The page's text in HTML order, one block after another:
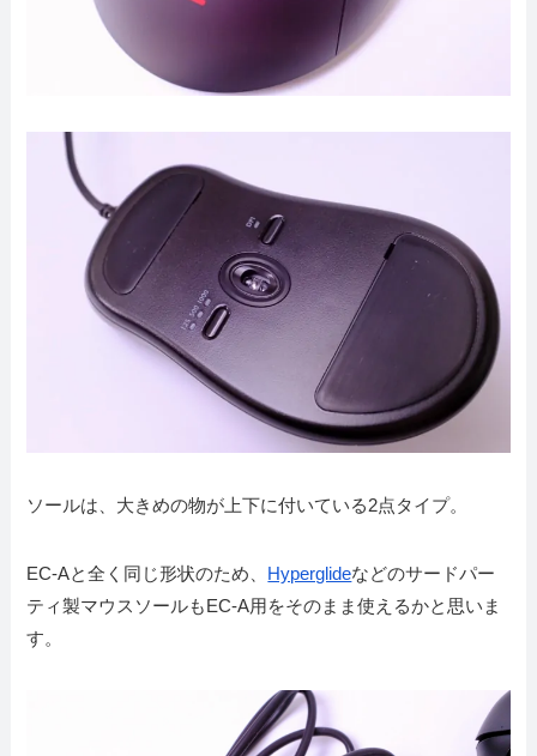
ソールは、大きめの物が上下に付いている2点タイプ。
EC-Aと全く同じ形状のため、 Hyperglideなどのサードパー
ティ製マウスソールもEC-A用をそのまま使えるかと思いま
す。